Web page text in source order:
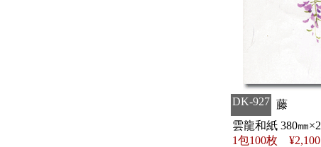
DK-927 藤
雲龍和紙 380㎜
1包100枚